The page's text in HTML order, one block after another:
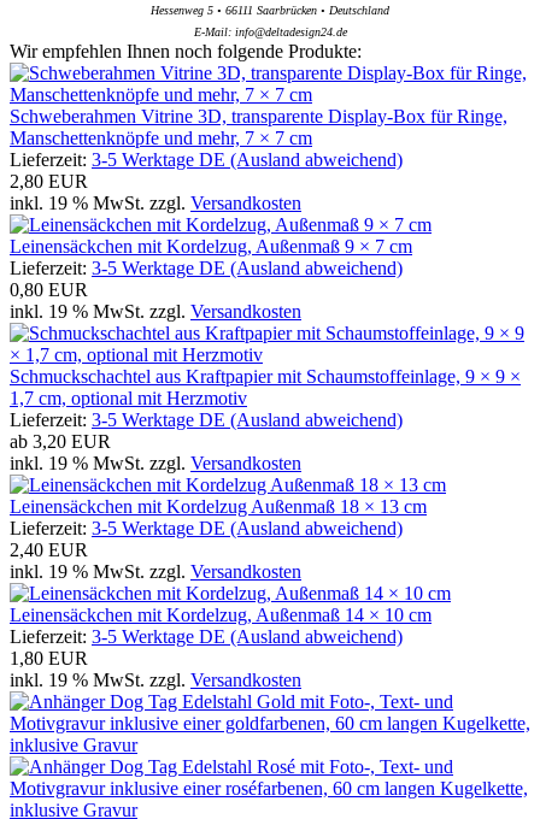
Hessenweg 5 • 66111 Saarbrücken • Deutschland
E-Mail: info@deltadesign24.de
Wir empfehlen Ihnen noch folgende Produkte:
Schweberahmen Vitrine 3D, transparente Display-Box für Ringe,
Manschettenknöpfe und mehr, 7 × 7 cm
Lieferzeit: 3-5 Werktage DE (Ausland abweichend)
2,80 EUR
inkl. 19 % MwSt. zzgl. Versandkosten
Leinensäckchen mit Kordelzug, Außenmaß 9 × 7 cm
Lieferzeit: 3-5 Werktage DE (Ausland abweichend)
0,80 EUR
inkl. 19 % MwSt. zzgl. Versandkosten
Schmuckschachtel aus Kraftpapier mit Schaumstoffeinlage, 9 × 9 ×
1,7 cm, optional mit Herzmotiv
Lieferzeit: 3-5 Werktage DE (Ausland abweichend)
ab 3,20 EUR
inkl. 19 % MwSt. zzgl. Versandkosten
Leinensäckchen mit Kordelzug Außenmaß 18 × 13 cm
Lieferzeit: 3-5 Werktage DE (Ausland abweichend)
2,40 EUR
inkl. 19 % MwSt. zzgl. Versandkosten
Leinensäckchen mit Kordelzug, Außenmaß 14 × 10 cm
Lieferzeit: 3-5 Werktage DE (Ausland abweichend)
1,80 EUR
inkl. 19 % MwSt. zzgl. Versandkosten